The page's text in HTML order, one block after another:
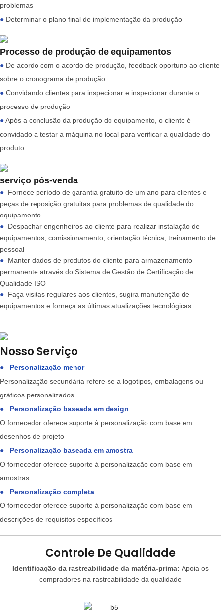
problemas
● Determinar o plano final de implementação da produção
Processo de produção de equipamentos
● De acordo com o acordo de produção, feedback oportuno ao cliente
sobre o cronograma de produção
● Convidando clientes para inspecionar e inspecionar durante o
processo de produção
●Após a conclusão da produção do equipamento, o cliente é
convidado a testar a máquina no local para verificar a qualidade do
produto.
serviço pós-venda
● Fornece período de garantia gratuito de um ano para clientes e
peças de reposição gratuitas para problemas de qualidade do
equipamento
● Despachar engenheiros ao cliente para realizar instalação de
equipamentos, comissionamento, orientação técnica, treinamento de
pessoal
● Manter dados de produtos do cliente para armazenamento
permanente através do Sistema de Gestão de Certificação de
Qualidade ISO
● Faça visitas regulares aos clientes, sugira manutenção de
equipamentos e forneça as últimas atualizações tecnológicas
Nosso Serviço
●
Personalização menor
Personalização secundária refere-se a logotipos, embalagens ou
gráficos personalizados
●
Personalização baseada em design
O fornecedor oferece suporte à personalização com base em
desenhos de projeto
●
Personalização baseada em amostra
O fornecedor oferece suporte à personalização com base em
amostras
●
Personalização completa
O fornecedor oferece suporte à personalização com base em
descrições de requisitos específicos
Controle De Qualidade
Identificação da rastreabilidade da matéria-prima: Apoia os
compradores na rastreabilidade da qualidade